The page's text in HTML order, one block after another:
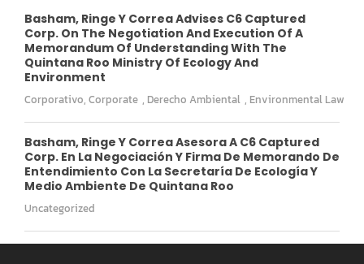
Basham, Ringe Y Correa Advises C6 Captured
Corp. On The Negotiation And Execution Of A
Memorandum Of Understanding With The
Quintana Roo Ministry Of Ecology And
Environment
Corporativo, Corporate , Derecho Ambiental , Environmental Law
Basham, Ringe Y Correa Asesora A C6 Captured
Corp. En La Negociación Y Firma De Memorando De
Entendimiento Con La Secretaría De Ecología Y
Medio Ambiente De Quintana Roo
Uncategorized